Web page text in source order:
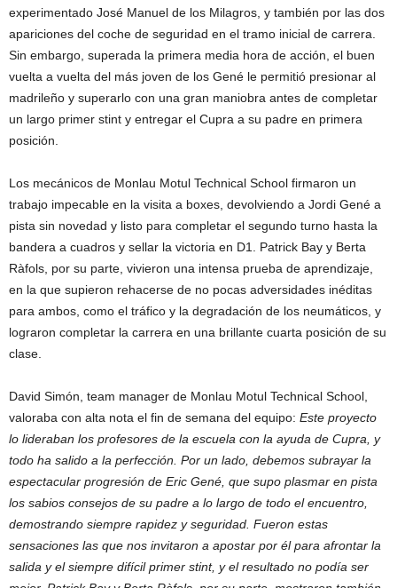
experimentado José Manuel de los Milagros, y también por las dos
apariciones del coche de seguridad en el tramo inicial de carrera.
Sin embargo, superada la primera media hora de acción, el buen
vuelta a vuelta del más joven de los Gené le permitió presionar al
madrileño y superarlo con una gran maniobra antes de completar
un largo primer stint y entregar el Cupra a su padre en primera
posición.
Los mecánicos de Monlau Motul Technical School firmaron un
trabajo impecable en la visita a boxes, devolviendo a Jordi Gené a
pista sin novedad y listo para completar el segundo turno hasta la
bandera a cuadros y sellar la victoria en D1. Patrick Bay y Berta
Ràfols, por su parte, vivieron una intensa prueba de aprendizaje,
en la que supieron rehacerse de no pocas adversidades inéditas
para ambos, como el tráfico y la degradación de los neumáticos, y
lograron completar la carrera en una brillante cuarta posición de su
clase.
David Simón, team manager de Monlau Motul Technical School,
valoraba con alta nota el fin de semana del equipo: Este proyecto
lo lideraban los profesores de la escuela con la ayuda de Cupra, y
todo ha salido a la perfección. Por un lado, debemos subrayar la
espectacular progresión de Eric Gené, que supo plasmar en pista
los sabios consejos de su padre a lo largo de todo el encuentro,
demostrando siempre rapidez y seguridad. Fueron estas
sensaciones las que nos invitaron a apostar por él para afrontar la
salida y el siempre difícil primer stint, y el resultado no podía ser